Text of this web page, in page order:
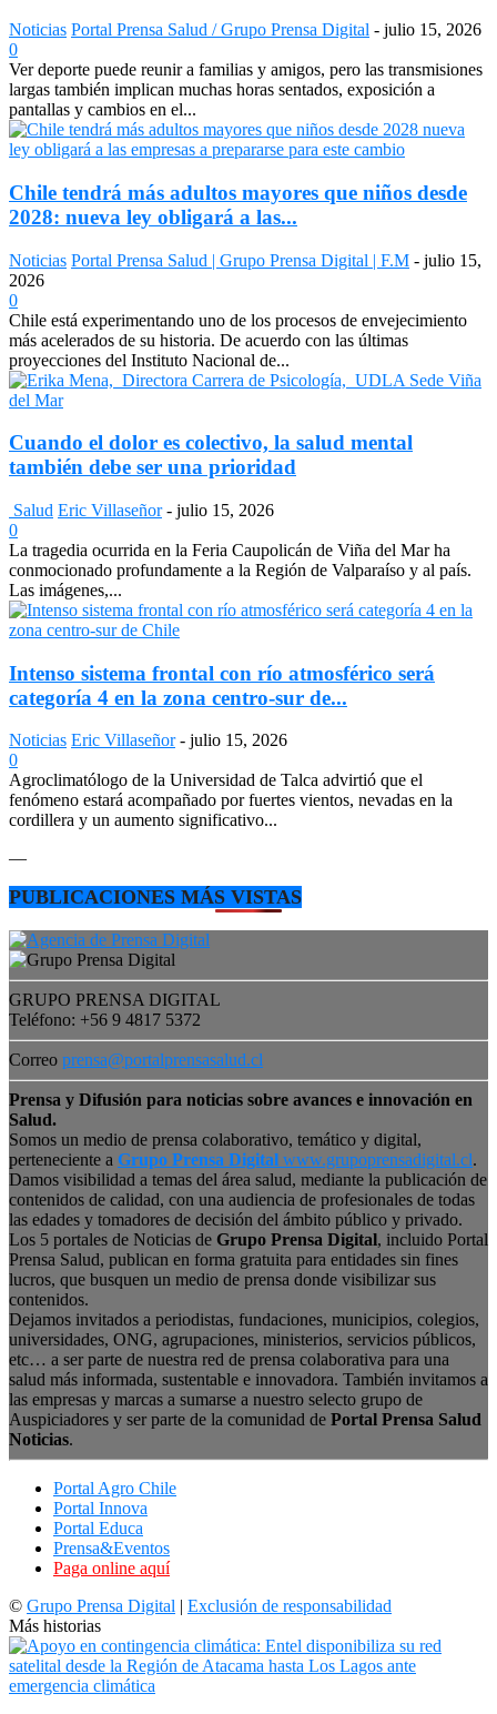
Noticias Portal Prensa Salud / Grupo Prensa Digital - julio 15, 2026
0
Ver deporte puede reunir a familias y amigos, pero las transmisiones
largas también implican muchas horas sentados, exposición a
pantallas y cambios en el...
Chile tendrá más adultos mayores que niños desde
2028: nueva ley obligará a las...
Noticias Portal Prensa Salud | Grupo Prensa Digital | F.M - julio 15,
2026
0
Chile está experimentando uno de los procesos de envejecimiento
más acelerados de su historia. De acuerdo con las últimas
proyecciones del Instituto Nacional de...
Cuando el dolor es colectivo, la salud mental
también debe ser una prioridad
Salud Eric Villaseñor - julio 15, 2026
0
La tragedia ocurrida en la Feria Caupolicán de Viña del Mar ha
conmocionado profundamente a la Región de Valparaíso y al país.
Las imágenes,...
Intenso sistema frontal con río atmosférico será
categoría 4 en la zona centro-sur de...
Noticias Eric Villaseñor - julio 15, 2026
0
Agroclimatólogo de la Universidad de Talca advirtió que el
fenómeno estará acompañado por fuertes vientos, nevadas en la
cordillera y un aumento significativo...
—
PUBLICACIONES MÁS VISTAS
GRUPO PRENSA DIGITAL
Teléfono: +56 9 4817 5372
Correo prensa@portalprensasalud.cl
Prensa y Difusión para noticias sobre avances e innovación en
Salud.
Somos un medio de prensa colaborativo, temático y digital,
perteneciente a Grupo Prensa Digital www.grupoprensadigital.cl.
Damos visibilidad a temas del área salud, mediante la publicación de
contenidos de calidad, con una audiencia de profesionales de todas
las edades y tomadores de decisión del ámbito público y privado.
Los 5 portales de Noticias de Grupo Prensa Digital, incluido Portal
Prensa Salud, publican en forma gratuita para entidades sin fines
lucros, que busquen un medio de prensa donde visibilizar sus
contenidos.
Dejamos invitados a periodistas, fundaciones, municipios, colegios,
universidades, ONG, agrupaciones, ministerios, servicios públicos,
etc… a ser parte de nuestra red de prensa colaborativa para una
salud más informada, sustentable e innovadora. También invitamos a
las empresas y marcas a sumarse a nuestro selecto grupo de
Auspiciadores y ser parte de la comunidad de Portal Prensa Salud
Noticias.
Portal Agro Chile
Portal Innova
Portal Educa
Prensa&Eventos
Paga online aquí
© Grupo Prensa Digital | Exclusión de responsabilidad
Más historias